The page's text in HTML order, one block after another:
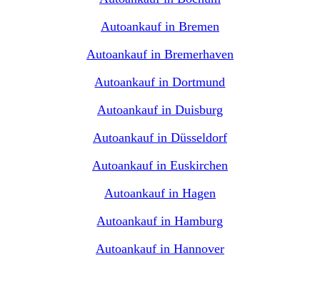
Autoankauf in Bremen
Autoankauf in Bremerhaven
Autoankauf in Dortmund
Autoankauf in Duisburg
Autoankauf in Düsseldorf
Autoankauf in Euskirchen
Autoankauf in Hagen
Autoankauf in Hamburg
Autoankauf in Hannover